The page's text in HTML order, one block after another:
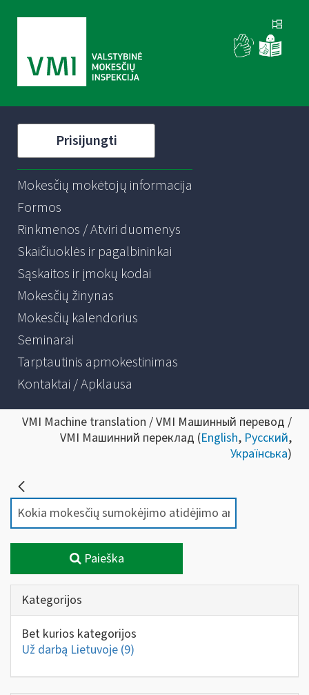
Prisijungti
Mokesčių mokėtojų informacija
Formos
Rinkmenos / Atviri duomenys
Skaičiuoklės ir pagalbininkai
Sąskaitos ir įmokų kodai
Mokesčių žinynas
Mokesčių kalendorius
Seminarai
Tarptautinis apmokestinimas
Kontaktai / Apklausa
VMI Machine translation / VMI Машинный перевод /
VMI Машинний переклад (English, Русский,
Українська)
Paieška
Kategorijos
Bet kurios kategorijos
Už darbą Lietuvoje (9)